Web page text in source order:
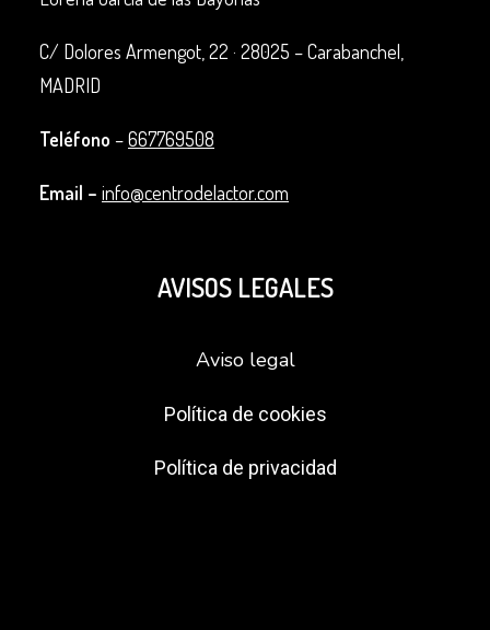
C/ Dolores Armengot, 22 · 28025 – Carabanchel,
MADRID
Teléfono –667769508
Email – info@centrodelactor.com
AVISOS LEGALES
Aviso legal
Política de cookies
Política de privacidad